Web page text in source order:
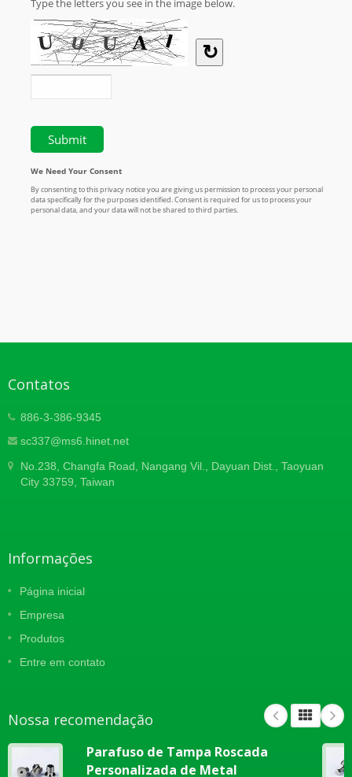
Contatos
886-3-386-9345
sc337@ms6.hinet.net
No.238, Changfa Road, Nangang Vil., Dayuan Dist., Taoyuan
City 33759, Taiwan
Informações
Página inicial
Empresa
Produtos
Entre em contato
Nossa recomendação
Parafuso de Tampa Roscada
Personalizada de Metal